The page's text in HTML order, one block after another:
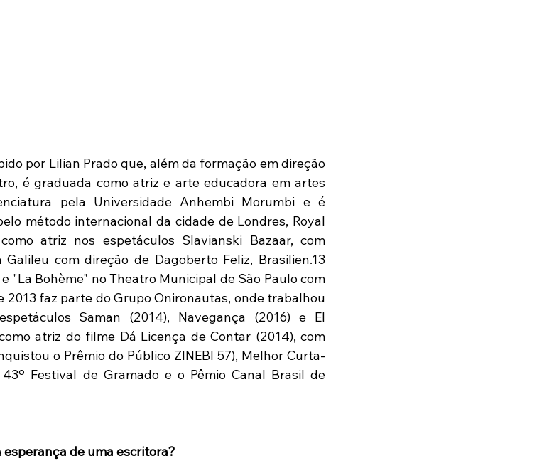
por Lilian Prado que, além da formação em direção
é graduada como atriz e arte educadora em artes
pela Universidade Anhembi Morumbi e é
método internacional da cidade de Londres, Royal
atriz nos espetáculos Slavianski Bazaar, com
com direção de Dagoberto Feliz, Brasilien.13
"La Bohème" no Theatro Municipal de São Paulo com
2013 faz parte do Grupo Onironautas, onde trabalhou
Saman (2014), Navegança (2016) e El
atriz do filme Dá Licença de Contar (2014), com
o Prêmio do Público ZINEBI 57), Melhor Curta-
Festival de Gramado e o Pêmio Canal Brasil de
de uma escritora?